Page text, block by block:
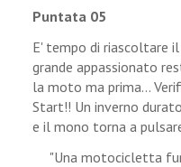
Puntata 05
E' tempo di riascoltare
grande appassionato
la moto ma prima...
Start!! Un inverno
e il mono torna a
"Una motocicletta